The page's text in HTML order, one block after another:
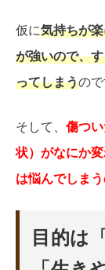
仮に気持ちが
が強いので、
ってしまうので
そして、 傷つ
状）がなにか
は悩んでしま
目的は